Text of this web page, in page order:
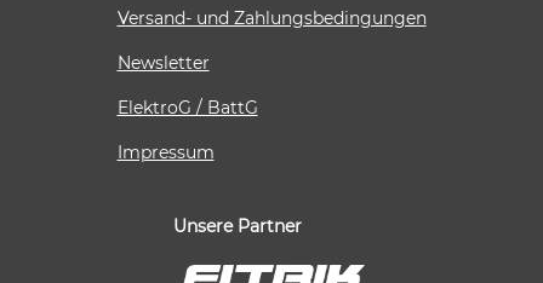
Versand- und Zahlungsbedingungen
Newsletter
ElektroG / BattG
Impressum
Unsere Partner